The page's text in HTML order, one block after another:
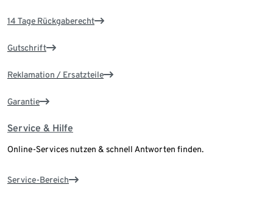
14 Tage Rückgaberecht
Gutschrift
Reklamation / Ersatzteile
Garantie
Service & Hilfe
Online-Services nutzen & schnell Antworten finden.
Service-Bereich